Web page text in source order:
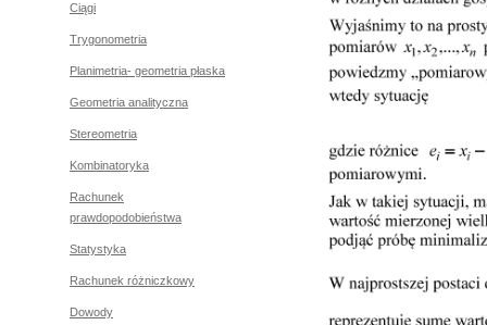
Ciągi
Trygonometria
Planimetria- geometria płaska
Geometria analityczna
Stereometria
Kombinatoryka
Rachunek
prawdopodobieństwa
Statystyka
Rachunek różniczkowy
Dowody